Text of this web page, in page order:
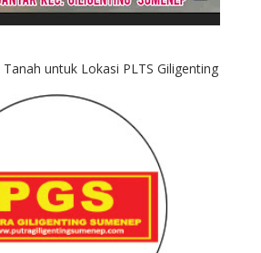
untuk Lokasi PLTS Giligenting